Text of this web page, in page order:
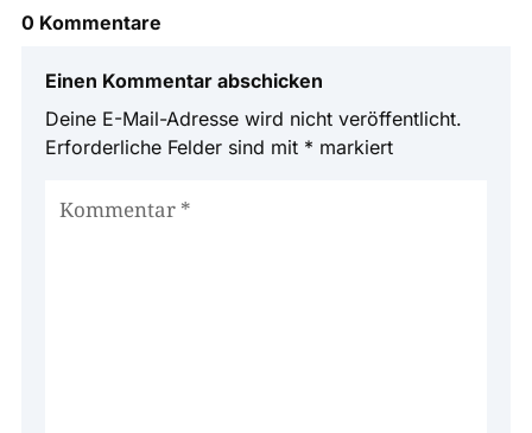
0 Kommentare
Einen Kommentar abschicken
Deine E-Mail-Adresse wird nicht veröffentlicht.
Erforderliche Felder sind mit * markiert